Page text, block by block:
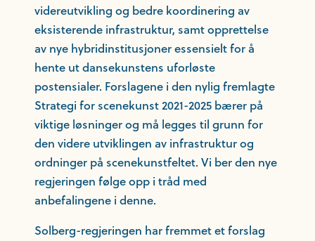
videreutvikling og bedre koordinering av
eksisterende infrastruktur, samt opprettelse
av nye hybridinstitusjoner essensielt for å
hente ut dansekunstens uforløste
postensialer. Forslagene i den nylig fremlagte
Strategi for scenekunst 2021-2025 bærer på
viktige løsninger og må legges til grunn for
den videre utviklingen av infrastruktur og
ordninger på scenekunstfeltet. Vi ber den nye
regjeringen følge opp i tråd med
anbefalingene i denne.
Solberg-regjeringen har fremmet et forslag